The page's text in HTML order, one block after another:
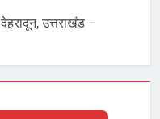
उत्तराखंड –